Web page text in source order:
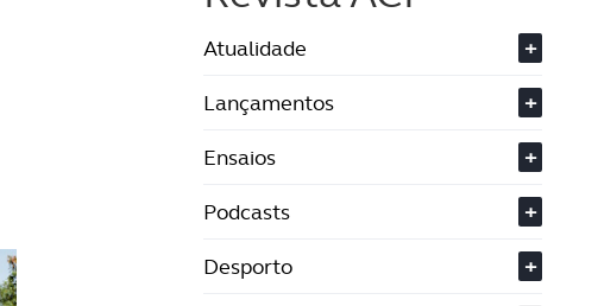
Atualidade
+
Lançamentos
+
Ensaios
+
Podcasts
+
Desporto
+